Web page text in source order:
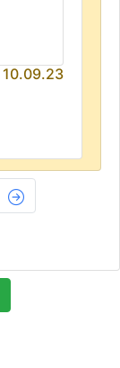
10.09.23